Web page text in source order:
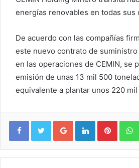
energías renovables en todas sus
De acuerdo con las compañías
este nuevo contrato de
en las operaciones de CEMIN, se
emisión de unas 13 mil 500
equivalente a plantar unos 220
Google+ LinkedIn Pinterest